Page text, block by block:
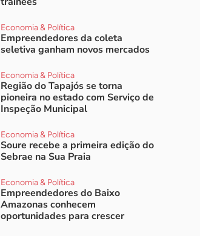
Economia & Política
Empreendedores da coleta
seletiva ganham novos mercados
Economia & Política
Região do Tapajós se torna
pioneira no estado com Serviço de
Inspeção Municipal
Economia & Política
Soure recebe a primeira edição do
Sebrae na Sua Praia
Economia & Política
Empreendedores do Baixo
Amazonas conhecem
oportunidades para crescer